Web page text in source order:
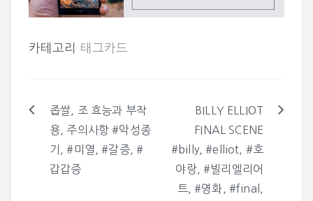
카테고리 태그카드
글
좁쌀, 조 효능과 부작
용, 주의사항 #악성종
기, #미열, #갈증, #
갑갑증
BILLY ELLIOT
FINAL SCENE
#billy, #elliot, #호
야랑, #빌리엘리어
트, #영화, #final,